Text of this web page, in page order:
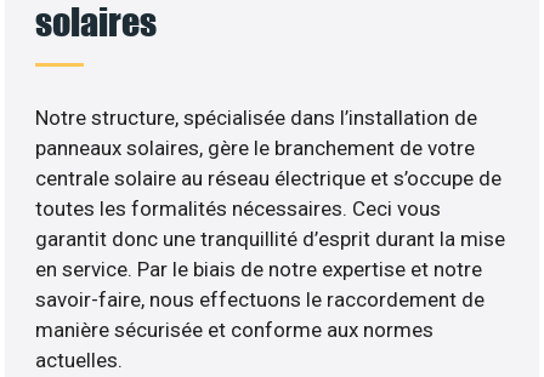
solaires
Notre structure, spécialisée dans l’installation de
panneaux solaires, gère le branchement de votre
centrale solaire au réseau électrique et s’occupe de
toutes les formalités nécessaires. Ceci vous
garantit donc une tranquillité d’esprit durant la mise
en service. Par le biais de notre expertise et notre
savoir-faire, nous effectuons le raccordement de
manière sécurisée et conforme aux normes
actuelles.